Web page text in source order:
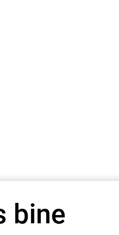
bine